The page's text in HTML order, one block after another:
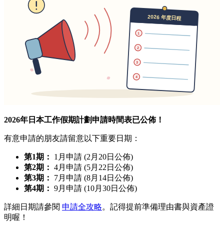
2026年日本工作假期計劃申請時間表已公佈！
有意申請的朋友請留意以下重要日期：
第1期：
1月申請 (2月20日公佈)
第2期： 4月申請 (5月22日公佈)
第3期：
7月申請 (8月14日公佈)
第4期： 9月申請 (10月30日公佈)
詳細日期請參閱 申請全攻略。記得提前準備理由書與資產證
明喔！